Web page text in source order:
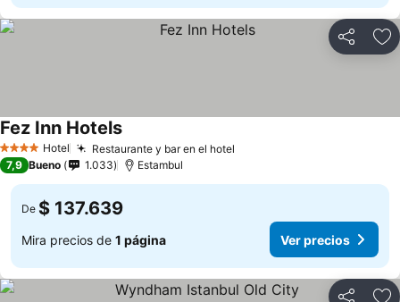
Compartir
4 EstrellasHotel Restaurante y bar en el hotel
Fez Inn Hotels
7,9 Bueno 1.033 Estambul
De $ 137.639
Mira precios de 1 página Ver precios